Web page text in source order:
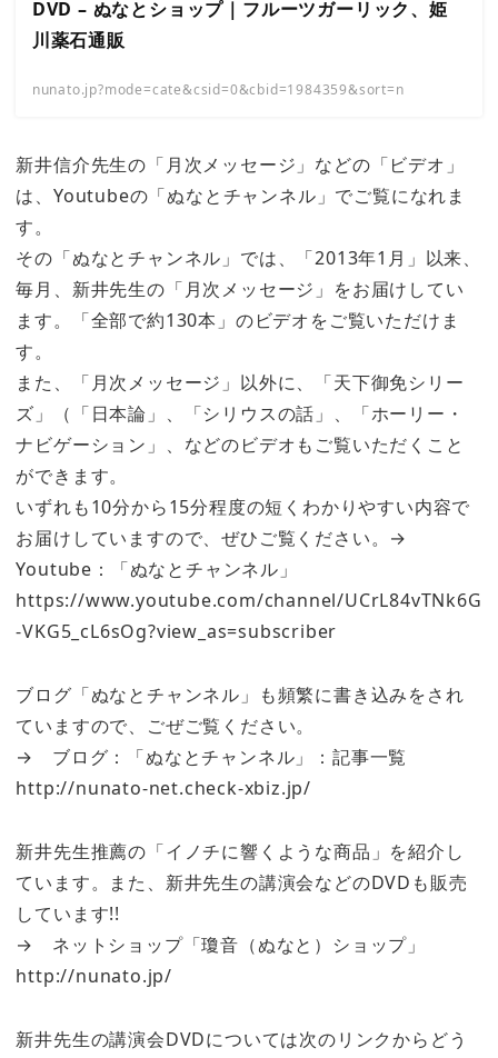
DVD – ぬなとショップ｜フルーツガーリック、姫
川薬石通販
nunato.jp?mode=cate&csid=0&cbid=1984359&sort=n
新井信介先生の「月次メッセージ」などの「ビデオ」
は、Youtubeの「ぬなとチャンネル」でご覧になれま
す。
その「ぬなとチャンネル」では、「2013年1月」以来、
毎月、新井先生の「月次メッセージ」をお届けしてい
ます。「全部で約130本」のビデオをご覧いただけま
す。
また、「月次メッセージ」以外に、「天下御免シリー
ズ」（「日本論」、「シリウスの話」、「ホーリー・
ナビゲーション」、などのビデオもご覧いただくこと
ができます。
いずれも10分から15分程度の短くわかりやすい内容で
お届けしていますので、ぜひご覧ください。→
Youtube：「ぬなとチャンネル」
https://www.youtube.com/channel/UCrL84vTNk6G
-VKG5_cL6sOg?view_as=subscriber
ブログ「ぬなとチャンネル」も頻繁に書き込みをされ
ていますので、ごぜご覧ください。
→ ブログ：「ぬなとチャンネル」：記事一覧
http://nunato-net.check-xbiz.jp/
新井先生推薦の「イノチに響くような商品」を紹介し
ています。また、新井先生の講演会などのDVDも販売
しています!!
→ ネットショップ「瓊音（ぬなと）ショップ」
http://nunato.jp/
新井先生の講演会DVDについては次のリンクからどう